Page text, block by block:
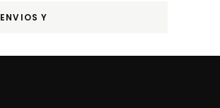
ENVIOS Y